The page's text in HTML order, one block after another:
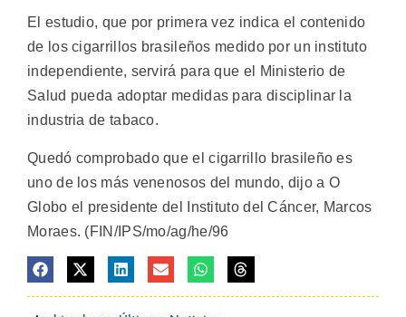
El estudio, que por primera vez indica el contenido
de los cigarrillos brasileños medido por un instituto
independiente, servirá para que el Ministerio de
Salud pueda adoptar medidas para disciplinar la
industria de tabaco.
Quedó comprobado que el cigarrillo brasileño es
uno de los más venenosos del mundo, dijo a O
Globo el presidente del Instituto del Cáncer, Marcos
Moraes. (FIN/IPS/mo/ag/he/96